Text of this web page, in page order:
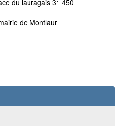
du lauragais 31 450
de Montlaur